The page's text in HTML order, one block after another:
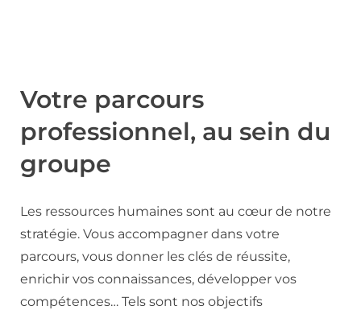
Votre parcours
professionnel, au sein du
groupe
Les ressources humaines sont au cœur de notre
stratégie. Vous accompagner dans votre
parcours, vous donner les clés de réussite,
enrichir vos connaissances, développer vos
compétences… Tels sont nos objectifs